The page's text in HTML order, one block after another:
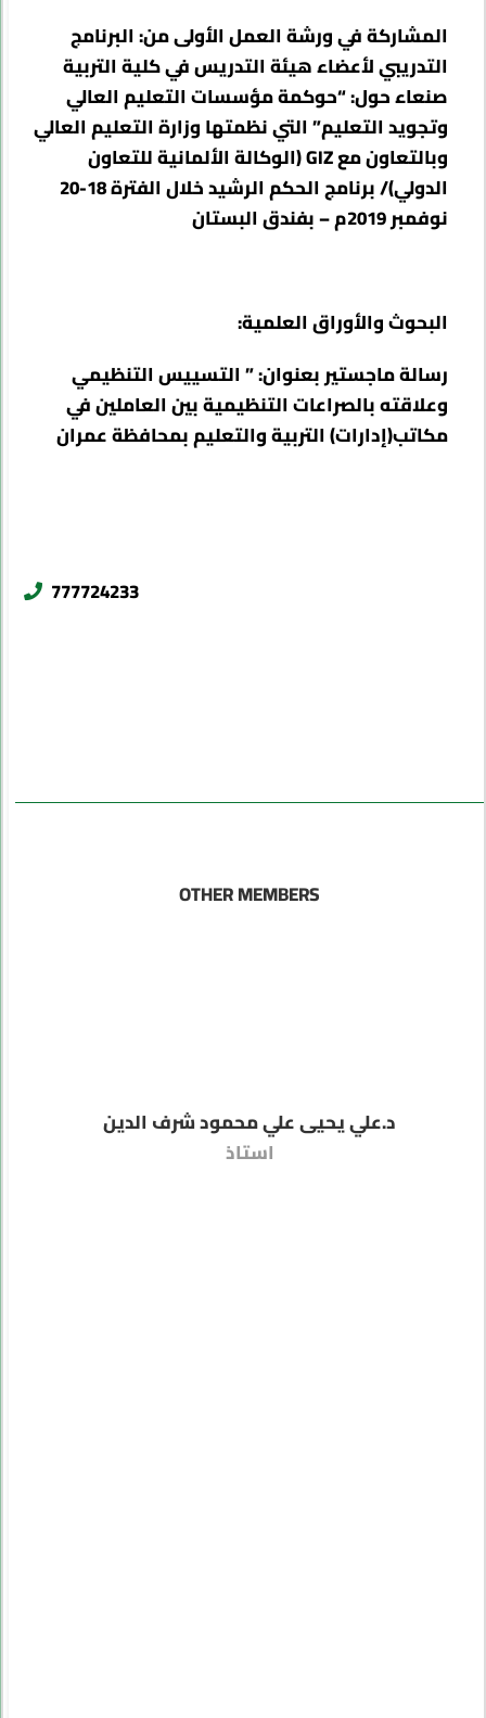
المشاركة في ورشة العمل الأولى من: البرنامج
التدريبي لأعضاء هيئة التدريس في كلية التربية
صنعاء حول: “حوكمة مؤسسات التعليم العالي
وتجويد التعليم” التي نظمتها وزارة التعليم العالي
وبالتعاون مع GIZ (الوكالة الألمانية للتعاون
الدولي)/ برنامج الحكم الرشيد خلال الفترة 18-20
نوفمبر 2019م – بفندق البستان
البحوث والأوراق العلمية:
رسالة ماجستير بعنوان: ” التسييس التنظيمي
وعلاقته بالصراعات التنظيمية بين العاملين في
مكاتب(إدارات) التربية والتعليم بمحافظة عمران
777724233
OTHER MEMBERS
د.علي يحيى علي محمود شرف الدين
استاذ